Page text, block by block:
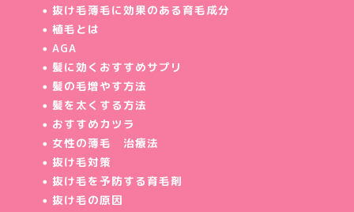
抜け毛薄毛に効果のある育毛成分
植毛とは
AGA
髪に効くおすすめサプリ
髪の毛増やす方法
髪を太くする方法
おすすめカツラ
女性の薄毛 治療法
抜け毛対策
抜け毛を予防する育毛剤
抜け毛の原因